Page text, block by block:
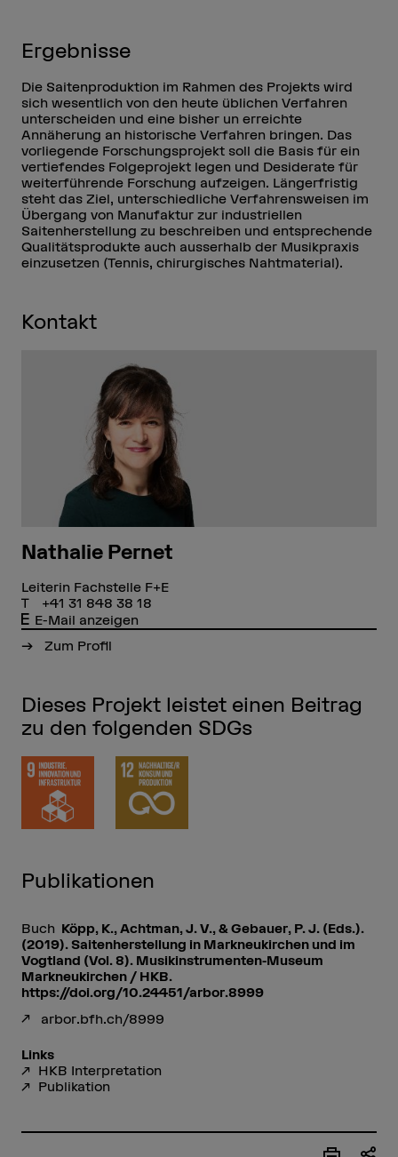
Ergebnisse
Die Saitenproduktion im Rahmen des Projekts wird
sich wesentlich von den heute üblichen Verfahren
unterscheiden und eine bisher un erreichte
Annäherung an historische Verfahren bringen. Das
vorliegende Forschungsprojekt soll die Basis für ein
vertiefendes Folgeprojekt legen und Desiderate für
weiterführende Forschung aufzeigen. Längerfristig
steht das Ziel, unterschiedliche Verfahrensweisen im
Übergang von Manufaktur zur industriellen
Saitenherstellung zu beschreiben und entsprechende
Qualitätsprodukte auch ausserhalb der Musikpraxis
einzusetzen (Tennis, chirurgisches Nahtmaterial).
Kontakt
Nathalie Pernet
Leiterin Fachstelle F+E
+41 31 848 38 18
E-Mail anzeigen
Zum Profil
Dieses Projekt leistet einen Beitrag
zu den folgenden SDGs
Publikationen
Buch Köpp, K., Achtman, J. V., & Gebauer, P. J. (Eds.).
(2019). Saitenherstellung in Markneukirchen und im
Vogtland (Vol. 8). Musikinstrumenten-Museum
Markneukirchen / HKB.
https://doi.org/10.24451/arbor.8999
arbor.bfh.ch/8999
Links
HKB Interpretation
Publikation